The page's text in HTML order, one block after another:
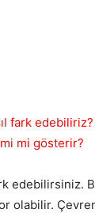
fark edebiliriz?
mi gösterir?
edebilirsiniz.
olabilir.